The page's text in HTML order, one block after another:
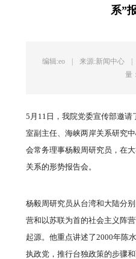
系”
编辑:eo | 来源:新闻中心 |
量：
5月11日，我院党委宣传部邀
室副主任、海峡两岸关系研究
会常务理事杨毅周研究员，在
关系的形势报告会。
杨毅周研究员从台湾和大陆分
营和以苏联为首的社会主义阵
起源。他重点讲述了2000年陈
执政党，推行台独政策的步骤